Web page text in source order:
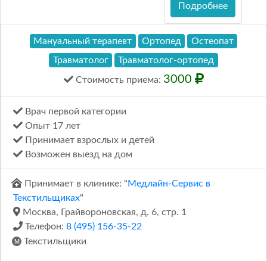
Подробнее
Мануальный терапевт Ортопед
Остеопат
Травматолог
Травматолог-ортопед
Стоимость приема: 3000
Врач первой категории
Опыт 17 лет
Принимает взрослых и детей
Возможен выезд на дом
Принимает в клинике: "Медлайн-Сервис в
Текстильщиках"
Москва, Грайвороновская, д. 6, стр. 1
Телефон: 8 (495) 156-35-22
Текстильщики